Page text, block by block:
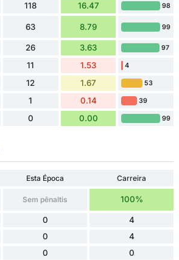
118 16.47 98
63 8.79 99
26 3.63 97
11 1.53 4
12 1.67 53
1 0.14 39
0 0.00 99
Esta Época
Carreira
Sem pênaltis 100%
0 4
0 4
0 0